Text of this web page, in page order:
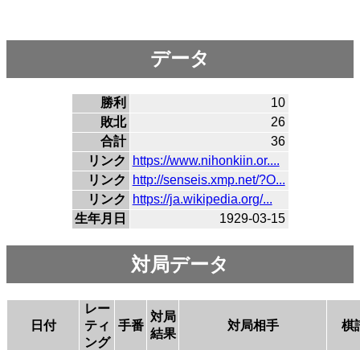
データ
勝利
10
敗北
26
合計
36
リンク
https://www.nihonkiin.or....
リンク
http://senseis.xmp.net/?O...
リンク
https://ja.wikipedia.org/...
生年月日
1929-03-15
対局データ
日付
レー
ティ
ング
手番
対局
結果
対局相手 棋